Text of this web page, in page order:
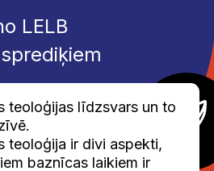
teoloģijas līdzsvars un to
teoloģija ir divi aspekti,
baznīcas laikiem ir
LELB